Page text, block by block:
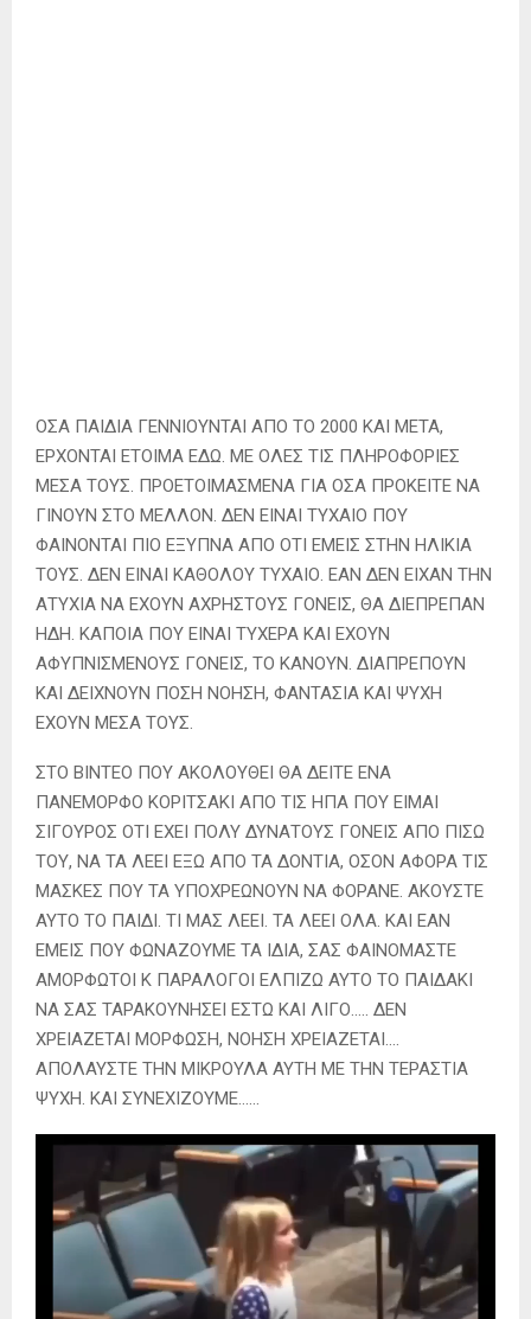
ΟΣΑ ΠΑΙΔΙΑ ΓΕΝΝΙΟΥΝΤΑΙ ΑΠΟ ΤΟ 2000 ΚΑΙ ΜΕΤΑ,
ΕΡΧΟΝΤΑΙ ΕΤΟΙΜΑ ΕΔΩ. ΜΕ ΟΛΕΣ ΤΙΣ ΠΛΗΡΟΦΟΡΙΕΣ
ΜΕΣΑ ΤΟΥΣ. ΠΡΟΕΤΟΙΜΑΣΜΕΝΑ ΓΙΑ ΟΣΑ ΠΡΟΚΕΙΤΕ ΝΑ
ΓΙΝΟΥΝ ΣΤΟ ΜΕΛΛΟΝ. ΔΕΝ ΕΙΝΑΙ ΤΥΧΑΙΟ ΠΟΥ
ΦΑΙΝΟΝΤΑΙ ΠΙΟ ΕΞΥΠΝΑ ΑΠΟ ΟΤΙ ΕΜΕΙΣ ΣΤΗΝ ΗΛΙΚΙΑ
ΤΟΥΣ. ΔΕΝ ΕΙΝΑΙ ΚΑΘΟΛΟΥ ΤΥΧΑΙΟ. ΕΑΝ ΔΕΝ ΕΙΧΑΝ ΤΗΝ
ΑΤΥΧΙΑ ΝΑ ΕΧΟΥΝ ΑΧΡΗΣΤΟΥΣ ΓΟΝΕΙΣ, ΘΑ ΔΙΕΠΡΕΠΑΝ
ΗΔΗ. ΚΑΠΟΙΑ ΠΟΥ ΕΙΝΑΙ ΤΥΧΕΡΑ ΚΑΙ ΕΧΟΥΝ
ΑΦΥΠΝΙΣΜΕΝΟΥΣ ΓΟΝΕΙΣ, ΤΟ ΚΑΝΟΥΝ. ΔΙΑΠΡΕΠΟΥΝ
ΚΑΙ ΔΕΙΧΝΟΥΝ ΠΟΣΗ ΝΟΗΣΗ, ΦΑΝΤΑΣΙΑ ΚΑΙ ΨΥΧΗ
ΕΧΟΥΝ ΜΕΣΑ ΤΟΥΣ.
ΣΤΟ ΒΙΝΤΕΟ ΠΟΥ ΑΚΟΛΟΥΘΕΙ ΘΑ ΔΕΙΤΕ ΕΝΑ
ΠΑΝΕΜΟΡΦΟ ΚΟΡΙΤΣΑΚΙ ΑΠΟ ΤΙΣ ΗΠΑ ΠΟΥ ΕΙΜΑΙ
ΣΙΓΟΥΡΟΣ ΟΤΙ ΕΧΕΙ ΠΟΛΥ ΔΥΝΑΤΟΥΣ ΓΟΝΕΙΣ ΑΠΟ ΠΙΣΩ
ΤΟΥ, ΝΑ ΤΑ ΛΕΕΙ ΕΞΩ ΑΠΟ ΤΑ ΔΟΝΤΙΑ, ΟΣΟΝ ΑΦΟΡΑ ΤΙΣ
ΜΑΣΚΕΣ ΠΟΥ ΤΑ ΥΠΟΧΡΕΩΝΟΥΝ ΝΑ ΦΟΡΑΝΕ. ΑΚΟΥΣΤΕ
ΑΥΤΟ ΤΟ ΠΑΙΔΙ. ΤΙ ΜΑΣ ΛΕΕΙ. ΤΑ ΛΕΕΙ ΟΛΑ. ΚΑΙ ΕΑΝ
ΕΜΕΙΣ ΠΟΥ ΦΩΝΑΖΟΥΜΕ ΤΑ ΙΔΙΑ, ΣΑΣ ΦΑΙΝΟΜΑΣΤΕ
ΑΜΟΡΦΩΤΟΙ Κ ΠΑΡΑΛΟΓΟΙ ΕΛΠΙΖΩ ΑΥΤΟ ΤΟ ΠΑΙΔΑΚΙ
ΝΑ ΣΑΣ ΤΑΡΑΚΟΥΝΗΣΕΙ ΕΣΤΩ ΚΑΙ ΛΙΓΟ….. ΔΕΝ
ΧΡΕΙΑΖΕΤΑΙ ΜΟΡΦΩΣΗ, ΝΟΗΣΗ ΧΡΕΙΑΖΕΤΑΙ….
ΑΠΟΛΑΥΣΤΕ ΤΗΝ ΜΙΚΡΟΥΛΑ ΑΥΤΗ ΜΕ ΤΗΝ ΤΕΡΑΣΤΙΑ
ΨΥΧΗ. ΚΑΙ ΣΥΝΕΧΙΖΟΥΜΕ……